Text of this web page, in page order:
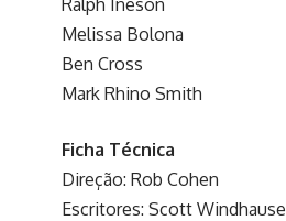
Ralph Ineson
Melissa Bolona
Ben Cross
Mark Rhino Smith
Ficha Técnica
Direção: Rob Cohen
Escritores: Scott